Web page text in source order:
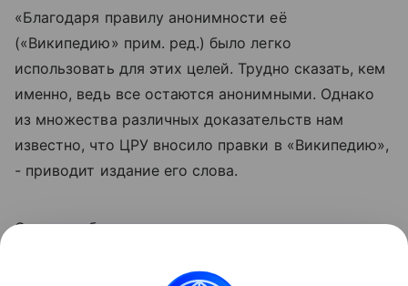
«Благодаря правилу анонимности её
(«Википедию» прим. ред.) было легко
использовать для этих целей. Трудно сказать, кем
именно, ведь все остаются анонимными. Однако
из множества различных доказательств нам
известно, что ЦРУ вносило правки в «Википедию»,
- приводит издание его слова.
Сэнгер добавил, что сожалеет о том, что не
защиты с пропагандой.